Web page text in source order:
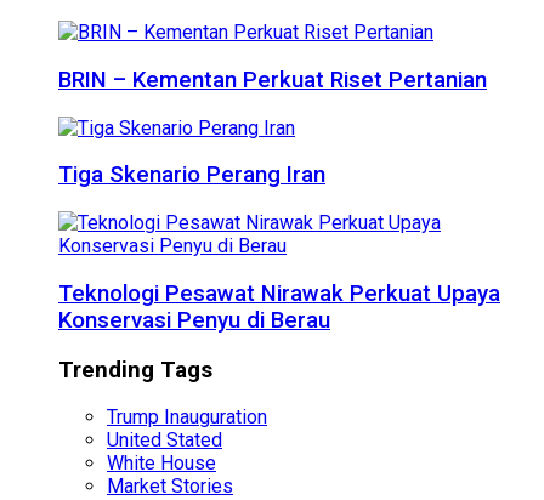
BRIN – Kementan Perkuat Riset Pertanian
Tiga Skenario Perang Iran
Teknologi Pesawat Nirawak Perkuat Upaya
Konservasi Penyu di Berau
Trending Tags
Trump Inauguration
United Stated
White House
Market Stories